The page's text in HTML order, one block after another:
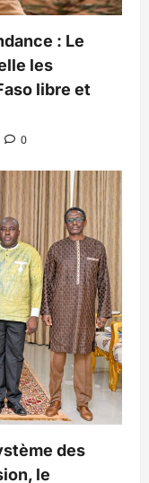
: Le
les
libre et
0
des
le